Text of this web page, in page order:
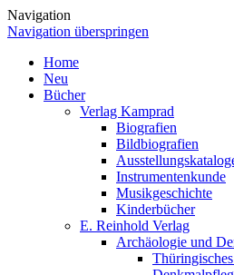
Navigation
Navigation überspringen
Home
Neu
Bücher
Verlag Kamprad
Biografien
Bildbiografien
Instrumentenkunde
Musikgeschichte
Kinderbücher
E. Reinhold Verlag
Archäologie und